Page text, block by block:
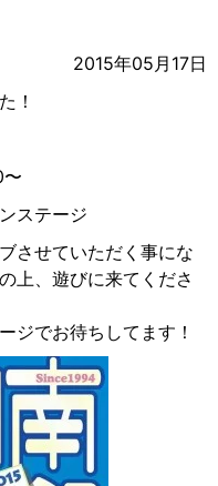
2015年05月17日
！
ステージ
させていただく事にな
上、遊びに来てくださ
ジでお待ちしてます！